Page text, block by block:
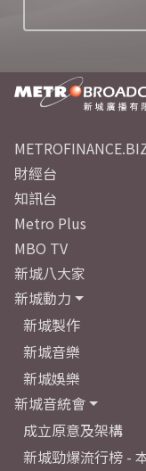
財經台
知訊台
Metro Plus
MBO TV
新城八大家
新城動力
新城製作
新城音樂
新城娛樂
新城音統會
成立原意及架構
新城勁爆流行榜 -